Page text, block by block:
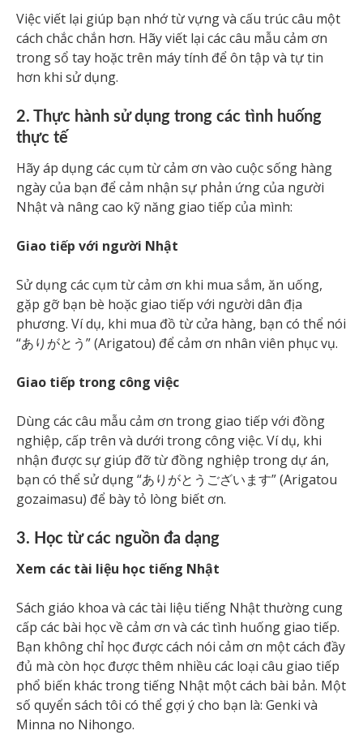
Việc viết lại giúp bạn nhớ từ vựng và cấu trúc câu một
cách chắc chắn hơn. Hãy viết lại các câu mẫu cảm ơn
trong sổ tay hoặc trên máy tính để ôn tập và tự tin
hơn khi sử dụng.
2. Thực hành sử dụng trong các tình huống
thực tế
Hãy áp dụng các cụm từ cảm ơn vào cuộc sống hàng
ngày của bạn để cảm nhận sự phản ứng của người
Nhật và nâng cao kỹ năng giao tiếp của mình:
Giao tiếp với người Nhật
Sử dụng các cụm từ cảm ơn khi mua sắm, ăn uống,
gặp gỡ bạn bè hoặc giao tiếp với người dân địa
phương. Ví dụ, khi mua đồ từ cửa hàng, bạn có thể nói
“ありがとう” (Arigatou) để cảm ơn nhân viên phục vụ.
Giao tiếp trong công việc
Dùng các câu mẫu cảm ơn trong giao tiếp với đồng
nghiệp, cấp trên và dưới trong công việc. Ví dụ, khi
nhận được sự giúp đỡ từ đồng nghiệp trong dự án,
bạn có thể sử dụng “ありがとうございます” (Arigatou
gozaimasu) để bày tỏ lòng biết ơn.
3. Học từ các nguồn đa dạng
Xem các tài liệu học tiếng Nhật
Sách giáo khoa và các tài liệu tiếng Nhật thường cung
cấp các bài học về cảm ơn và các tình huống giao tiếp.
Bạn không chỉ học được cách nói cảm ơn một cách đầy
đủ mà còn học được thêm nhiều các loại câu giao tiếp
phổ biến khác trong tiếng Nhật một cách bài bản. Một
số quyển sách tôi có thể gợi ý cho bạn là: Genki và
Minna no Nihongo.